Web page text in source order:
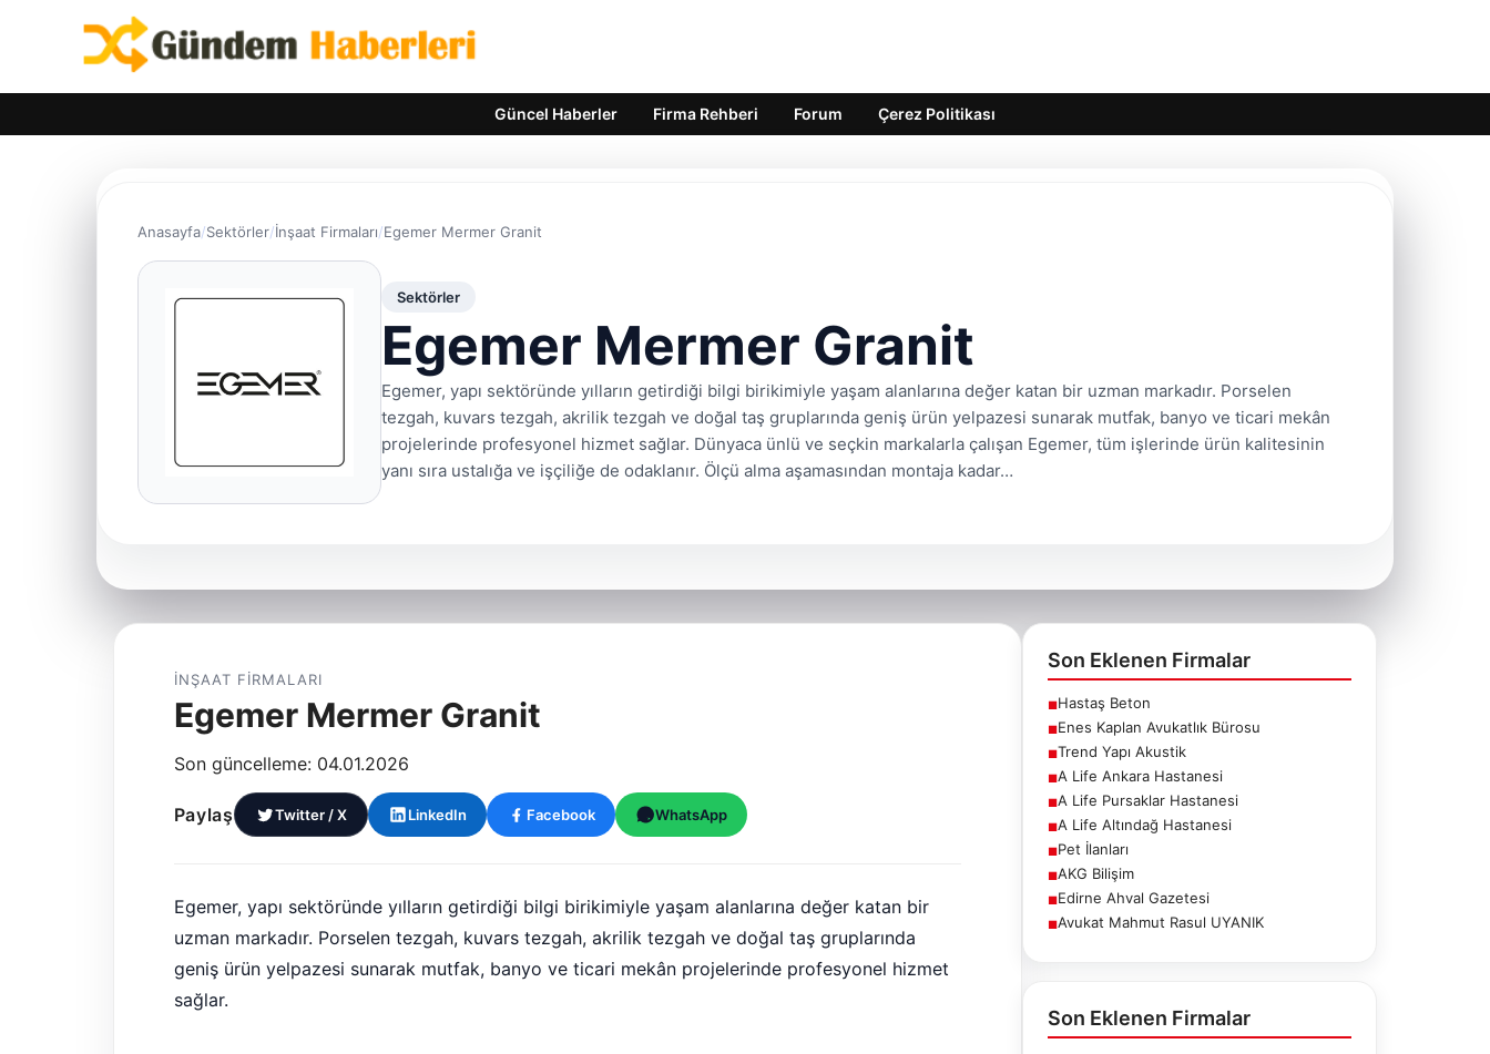
Güncel Haberler Firma Rehberi Forum Çerez Politikası
Anasayfa Sektörler İnşaat Firmaları Egemer Mermer Granit
Sektörler
Egemer Mermer Granit
Egemer, yapı sektöründe yılların getirdiği bilgi birikimiyle yaşam alanlarına değer katan bir uzman markadır. Porselen
tezgah, kuvars tezgah, akrilik tezgah ve doğal taş gruplarında geniş ürün yelpazesi sunarak mutfak, banyo ve ticari mekân
projelerinde profesyonel hizmet sağlar. Dünyaca ünlü ve seçkin markalarla çalışan Egemer, tüm işlerinde ürün kalitesinin
yanı sıra ustalığa ve işçiliğe de odaklanır. Ölçü alma aşamasından montaja kadar…
İNŞAAT FIRMALARI
Egemer Mermer Granit
Son güncelleme: 04.01.2026
Paylaş Twitter / X LinkedIn Facebook WhatsApp
Egemer, yapı sektöründe yılların getirdiği bilgi birikimiyle yaşam alanlarına değer katan bir
uzman markadır. Porselen tezgah, kuvars tezgah, akrilik tezgah ve doğal taş gruplarında
geniş ürün yelpazesi sunarak mutfak, banyo ve ticari mekân projelerinde profesyonel hizmet
sağlar.
Son Eklenen Firmalar
■Hastaş Beton
■Enes Kaplan Avukatlık Bürosu
■Trend Yapı Akustik
■A Life Ankara Hastanesi
■A Life Pursaklar Hastanesi
■A Life Altındağ Hastanesi
■Pet İlanları
■AKG Bilişim
■Edirne Ahval Gazetesi
■Avukat Mahmut Rasul UYANIK
Son Eklenen Firmalar